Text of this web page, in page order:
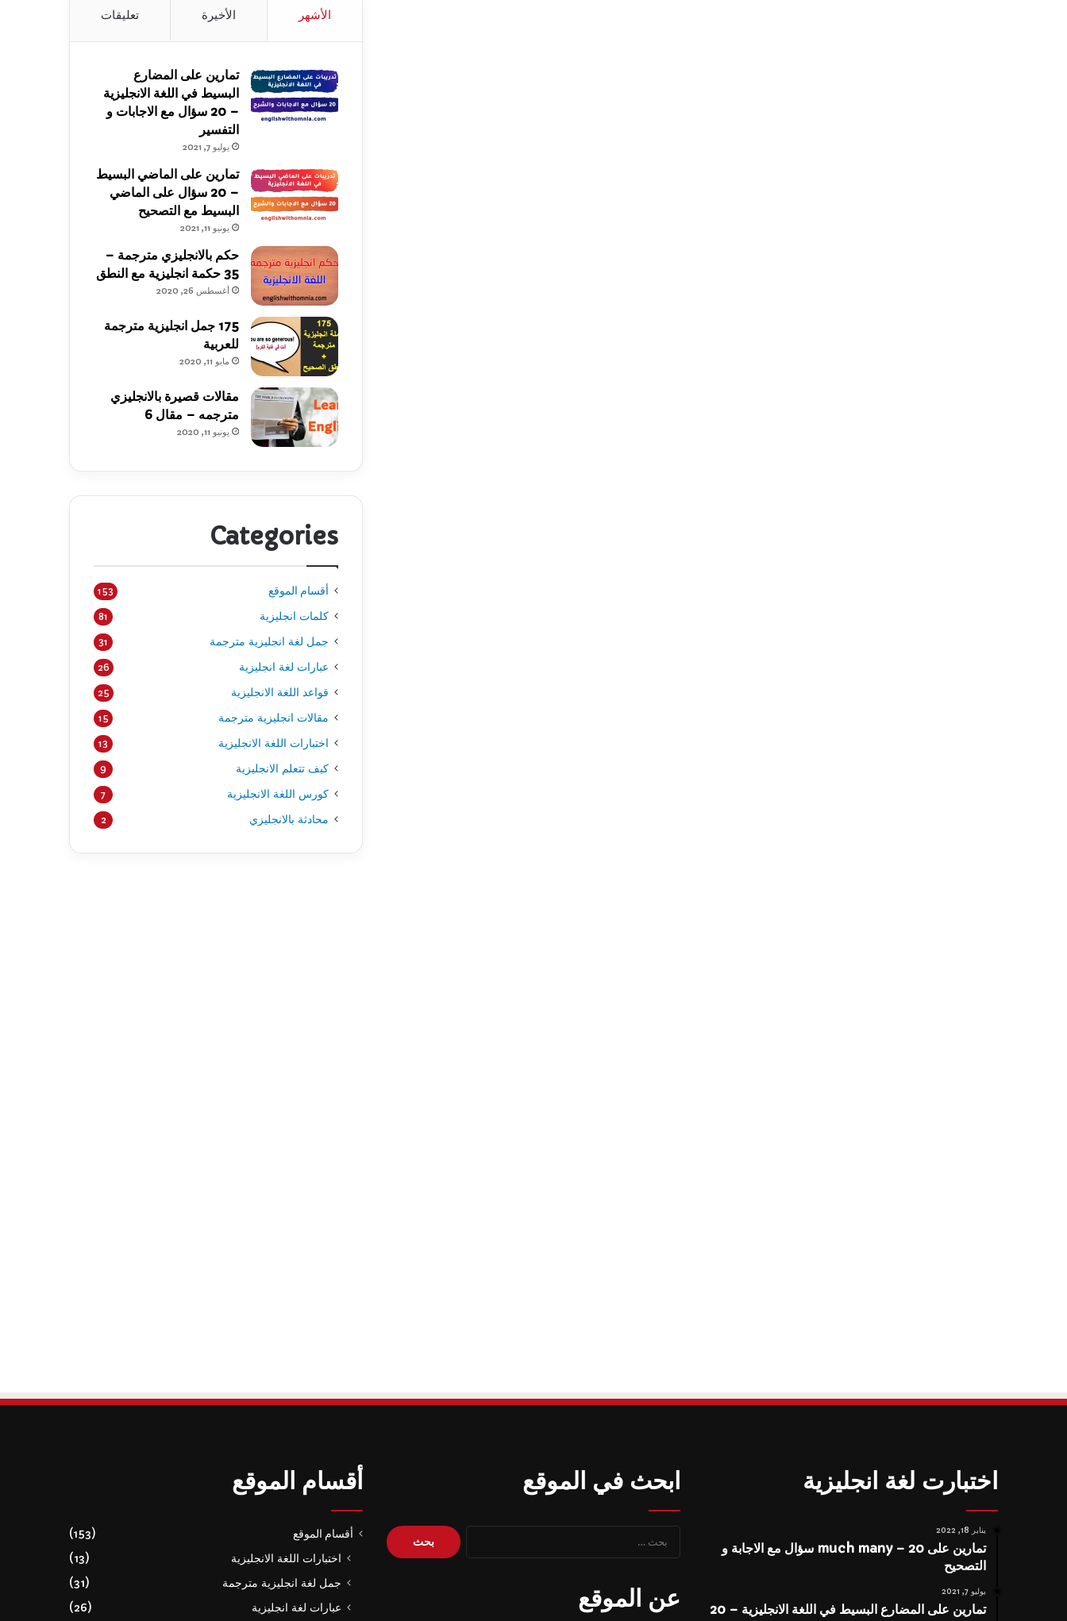
الأشهر الأخيرة تعليقات
تمارين على المضارع
البسيط في اللغة الانجليزية
– 20 سؤال مع الاجابات و
التفسير
يوليو 7, 2021
تمارين على الماضي البسيط
– 20 سؤال على الماضي
البسيط مع التصحيح
يونيو 11, 2021
حكم بالانجليزي مترجمة –
35 حكمة انجليزية مع النطق
أغسطس 26, 2020
175 جمل انجليزية مترجمة
للعربية
مايو 11, 2020
مقالات قصيرة بالانجليزي
مترجمه – مقال 6
يونيو 11, 2020
Categories
أقسام الموقع 153
كلمات انجليزية 81
جمل لغة انجليزية مترجمة 31
عبارات لغة انجليزية 26
قواعد اللغة الانجليزية 25
مقالات انجليزية مترجمة 15
اختبارات اللغة الانجليزية 13
كيف تتعلم الانجليزية 9
كورس اللغة الانجليزية 7
محادثة بالانجليزي 2
اختبارت لغة انجليزية
يناير 18, 2022
تمارين على much many – 20 سؤال مع الاجابة و
التصحيح
يوليو 7, 2021
تمارين على المضارع البسيط في اللغة الانجليزية – 20
ابحث في الموقع
البحث
عن:
عن الموقع
أقسام الموقع
أقسام الموقع (153)
اختبارات اللغة الانجليزية
(13)
جمل لغة انجليزية مترجمة
(31)
عبارات لغة انجليزية
(26)